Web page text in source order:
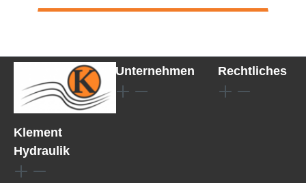
Klement
Hydraulik
Unternehmen Rechtliches